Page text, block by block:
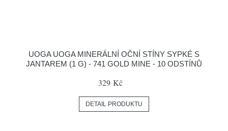
UOGA UOGA MINERÁLNÍ OČNÍ STÍNY SYPKÉ S
JANTAREM (1 G) - 741 GOLD MINE - 10 ODSTÍNŮ
329 Kč
DETAIL PRODUKTU